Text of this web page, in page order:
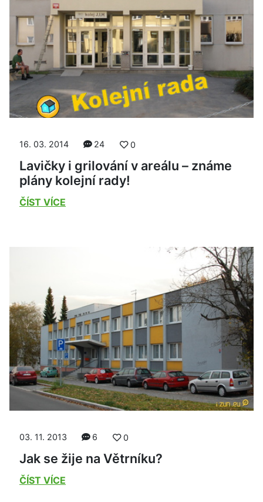
16. 03. 2014 24 0
Lavičky i grilování v areálu – známe
plány kolejní rady!
ČÍST VÍCE
03. 11. 2013 6 0
Jak se žije na Větrníku?
ČÍST VÍCE